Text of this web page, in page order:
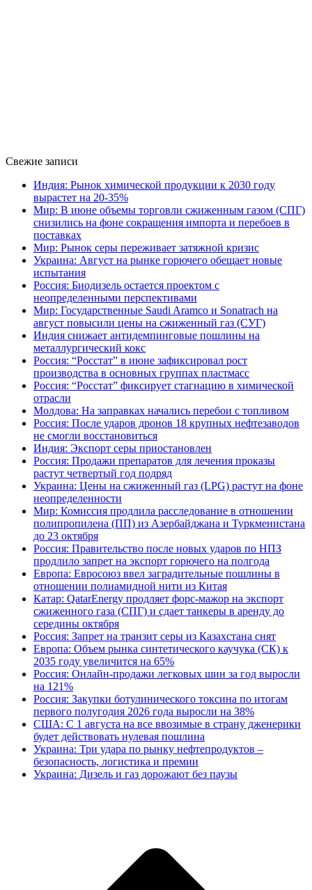
Свежие записи
Индия: Рынок химической продукции к 2030 году
вырастет на 20-35%
Мир: В июне объемы торговли сжиженным газом (СПГ)
снизились на фоне сокращения импорта и перебоев в
поставках
Мир: Рынок серы переживает затяжной кризис
Украина: Август на рынке горючего обещает новые
испытания
Россия: Биодизель остается проектом с
неопределенными перспективами
Мир: Государственные Saudi Aramco и Sonatrach на
август повысили цены на сжиженный газ (СУГ)
Индия снижает антидемпинговые пошлины на
металлургический кокс
Россия: “Росстат” в июне зафиксировал рост
производства в основных группах пластмасс
Россия: “Росстат” фиксирует стагнацию в химической
отрасли
Молдова: На заправках начались перебои с топливом
Россия: После ударов дронов 18 крупных нефтезаводов
не смогли восстановиться
Индия: Экспорт серы приостановлен
Россия: Продажи препаратов для лечения проказы
растут четвертый год подряд
Украина: Цены на сжиженный газ (LPG) растут на фоне
неопределенности
Мир: Комиссия продлила расследование в отношении
полипропилена (ПП) из Азербайджана и Туркменистана
до 23 октября
Россия: Правительство после новых ударов по НПЗ
продлило запрет на экспорт горючего на полгода
Европа: Евросоюз ввел заградительные пошлины в
отношении полиамидной нити из Китая
Катар: QatarEnergy продляет форс-мажор на экспорт
сжиженного газа (СПГ) и сдает танкеры в аренду до
середины октября
Россия: Запрет на транзит серы из Казахстана снят
Европа: Объем рынка синтетического каучука (СК) к
2035 году увеличится на 65%
Россия: Онлайн-продажи легковых шин за год выросли
на 121%
Россия: Закупки ботулинического токсина по итогам
первого полугодия 2026 года выросли на 38%
США: С 1 августа на все ввозимые в страну дженерики
будет действовать нулевая пошлина
Украина: Три удара по рынку нефтепродуктов –
безопасность, логистика и премии
Украина: Дизель и газ дорожают без паузы